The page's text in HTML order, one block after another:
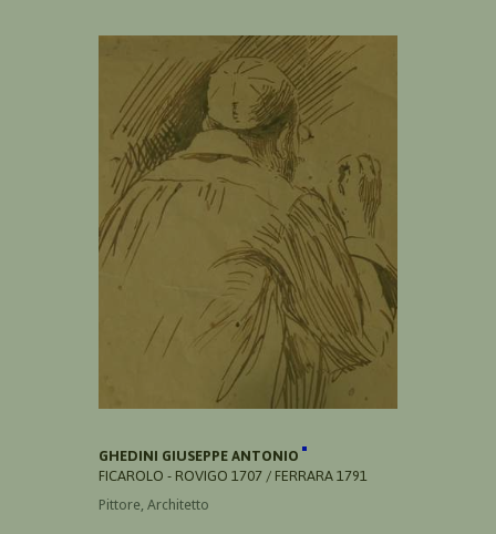
GHEDINI GIUSEPPE ANTONIO
FICAROLO - ROVIGO 1707 / FERRARA 1791
Pittore, Architetto